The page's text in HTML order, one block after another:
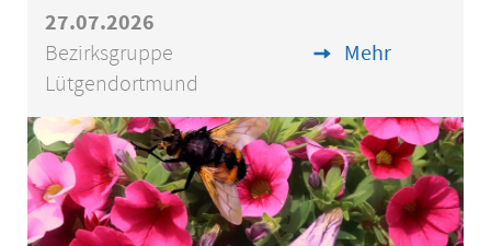
27.07.2026
Bezirksgruppe
Lütgendortmund
Mehr